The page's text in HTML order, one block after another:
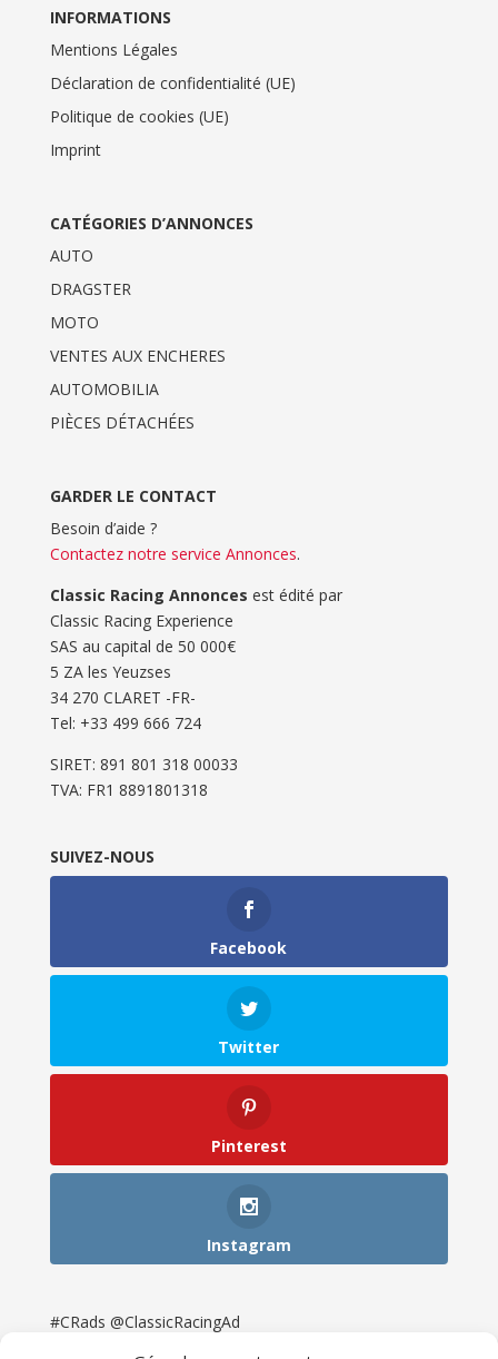
INFORMATIONS
Mentions Légales
Déclaration de confidentialité (UE)
Politique de cookies (UE)
Imprint
CATÉGORIES D’ANNONCES
AUTO
DRAGSTER
MOTO
VENTES AUX ENCHERES
AUTOMOBILIA
PIÈCES DÉTACHÉES
GARDER LE CONTACT
Besoin d’aide ?
Contactez notre service Annonces.
Classic Racing Annonces est édité par
Classic Racing Experience
SAS au capital de 50 000€
5 ZA les Yeuzses
34 270 CLARET -FR-
Tel: ‭+33 499 666 724‬
SIRET: 891 801 318 00033
TVA: FR1 8891801318
SUIVEZ-NOUS
Facebook
Twitter
Pinterest
Instagram
#CRads @ClassicRacingAd